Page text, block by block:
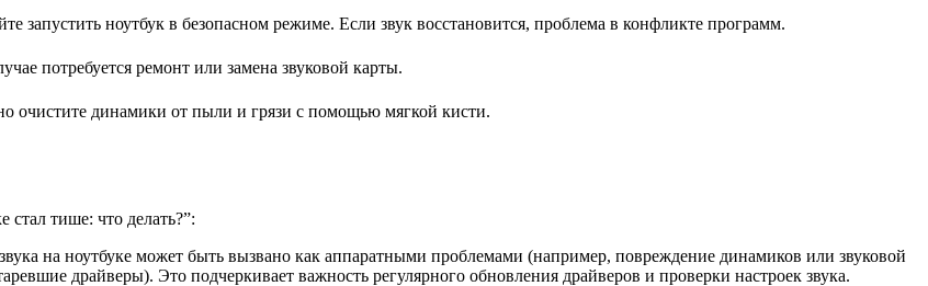
запустить ноутбук в безопасном режиме. Если звук восстановится, проблема в конфликте программ.
потребуется ремонт или замена звуковой карты.
очистите динамики от пыли и грязи с помощью мягкой кисти.
стал тише: что делать?”:
на ноутбуке может быть вызвано как аппаратными проблемами (например, повреждение динамиков или звуковой
драйверы). Это подчеркивает важность регулярного обновления драйверов и проверки настроек звука.